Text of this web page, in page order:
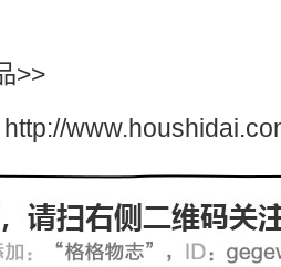
>>
http://